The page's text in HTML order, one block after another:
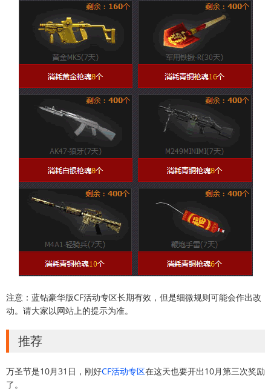
注意：蓝钻豪华版CF活动专区长期有效，但是细微规则可能会作出改
动。请大家以网站上的提示为准。
推荐
万圣节是10月31日，刚好CF活动专区在这天也要开出10月第三次奖励
了。